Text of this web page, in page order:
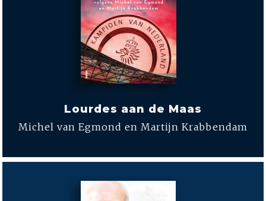
Lourdes aan de Maas
Michel van Egmond en Martijn Krabbendam